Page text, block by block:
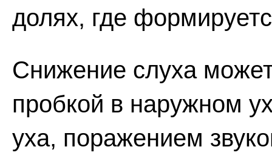
долях, где
Снижение слуха
пробкой в наружном
уха, поражением